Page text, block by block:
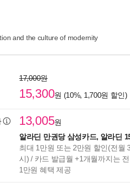
and the culture of modernity
17,000원
15,300원 (10%, 1,700원 할인)
13,005원
알라딘 만권당 삼성카드, 알라딘
최대 1만원 또는 2만원 할인(전월
시) / 카드 발급월 +1개월까지는
1만원 혜택 제공